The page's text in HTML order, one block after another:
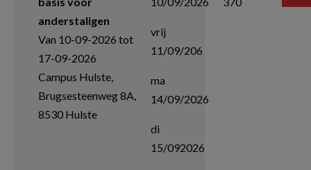
anderstaligen
Van 10-09-2026 tot
17-09-2026
Campus Hulste,
Brugsesteenweg 8A,
8530 Hulste
vrij
11/09/206
ma
14/09/2026
di
15/092026